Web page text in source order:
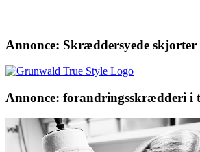
Annonce: Skræddersyede skjorter
Annonce: forandringsskrædderi i